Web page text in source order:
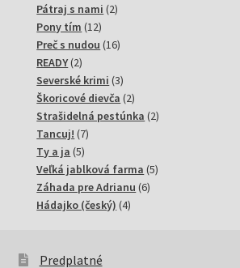
Pátraj s nami 22
Pony tím 1212
produktov
Preč s nudou 1616
READY 22
produkty
Severské krimi 33
produkty
Škoricové dievča 22
produkty
Strašidelná pestúnka 22
Tancuj! 77
Ty a ja 55
produktov
Veľká jablková farma 55
Záhada pre Adrianu 66
Hádajko (český) 44
Predplatné